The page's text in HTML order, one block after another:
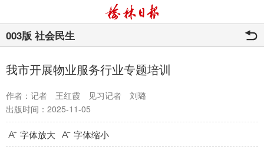
003版 社会民生
我市开展物业服务行业专题培训
作者：记者 王红霞 见习记者 刘璐
出版时间：2025-11-05
字体放大 字体缩小